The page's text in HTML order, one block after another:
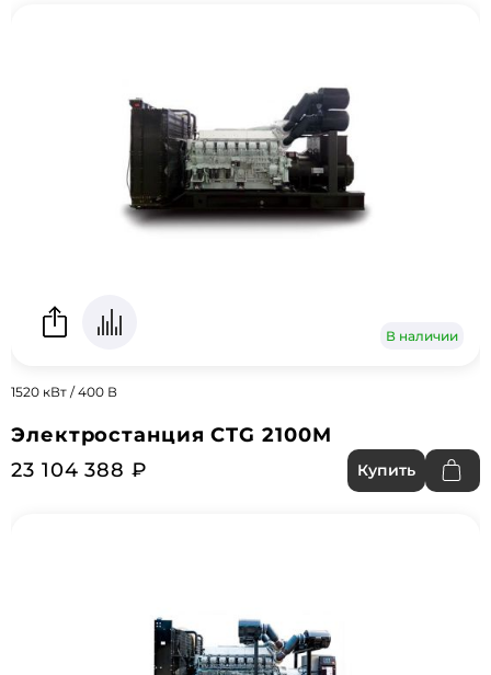
В наличии
1520 кВт / 400 В
Электростанция CTG 2100M
23 104 388 ₽
Купить